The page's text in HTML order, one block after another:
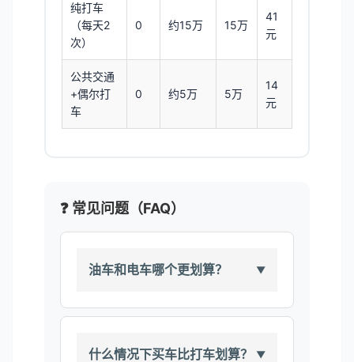
纯打车
（每天2
次）
0 约15万 15万
41
元
公共交通
+偶尔打
车
0 约5万 5万
14
元
❓ 常见问题（FAQ）
油车和电车哪个更划算？
什么情况下买车比打车划算？